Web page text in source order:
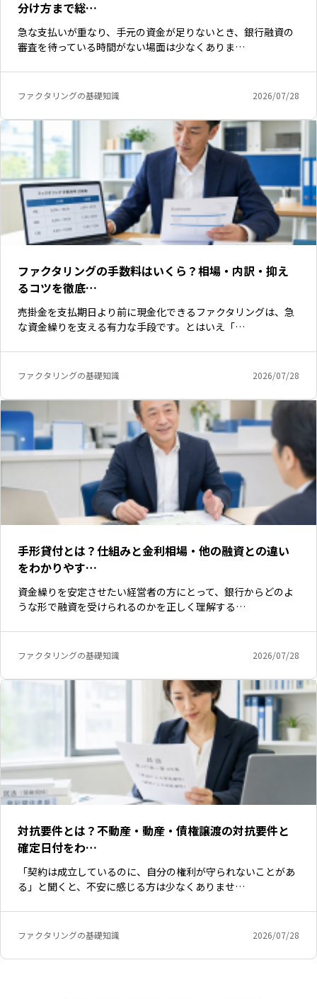
分け方まで総…
急な支払いが重なり、手元の資金が足りないとき、銀行融資の
審査を待っている時間がない場面は少なくありま…
ファクタリングの基礎知識 2026/07/28
ファクタリングの手数料はいくら？相場・内訳・抑え
るコツを徹底…
売掛金を支払期日より前に現金化できるファクタリングは、急
な資金繰りを支える有力な手段です。とはいえ「…
ファクタリングの基礎知識 2026/07/28
手形貸付とは？仕組みと金利相場・他の融資との違い
をわかりやす…
資金繰りを安定させたい経営者の方にとって、銀行からどのよ
うな形で融資を受けられるのかを正しく理解する…
ファクタリングの基礎知識 2026/07/28
対抗要件とは？不動産・動産・債権譲渡の対抗要件と
確定日付をわ…
「契約は成立しているのに、自分の権利が守られないことがあ
る」と聞くと、不安に感じる方は少なくありませ…
ファクタリングの基礎知識 2026/07/28